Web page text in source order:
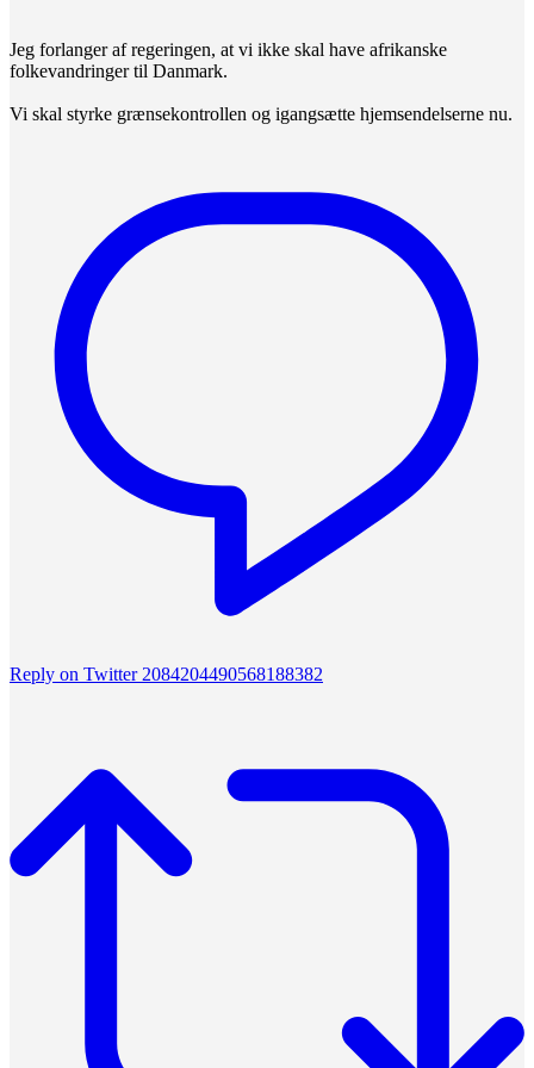
Jeg forlanger af regeringen, at vi ikke skal have afrikanske
folkevandringer til Danmark.
Vi skal styrke grænsekontrollen og igangsætte hjemsendelserne nu.
Reply on Twitter 2084204490568188382